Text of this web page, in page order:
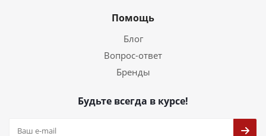
Помощь
Блог
Вопрос-ответ
Бренды
Будьте всегда в курсе!